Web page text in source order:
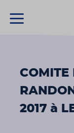
COMITE
2017 à